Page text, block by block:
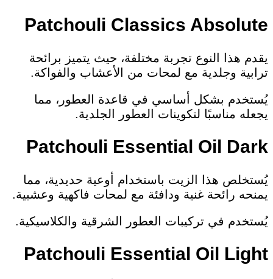
Patchouli Classics Absolute
يقدم هذا النوع تجربة مختلفة، حيث يتميز برائحة
ترابية وجلدية مع لمحات من الأعشاب والفواكة.
يُستخدم بشكل أساسي في قاعدة العطور، مما
يجعله مناسبًا لتكوينات العطور الجلدية.
Patchouli Essential Oil Dark
يُستخلص هذا الزيت باستخدام أوعية حديدية، مما
يمنحه رائحة غنية ودافئة مع لمحات فاكهية وعشبية.
يُستخدم في تركيبات العطور الشرقية والكلاسيكية.
Patchouli Essential Oil Light